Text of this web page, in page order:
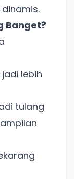
Banget?
lebih
tulang